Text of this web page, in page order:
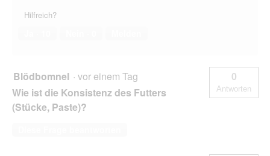
Hilfreich?
Blödbomnel · vor einem Tag
Wie ist die Konsistenz des Futters
(Stücke, Paste)?
0
Antworten